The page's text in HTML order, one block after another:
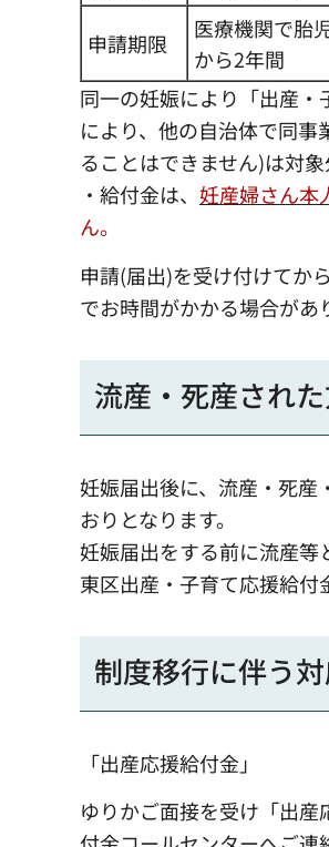
申請期限
医療機関で胎
から2年間
同一の妊娠により「出産
により、他の自治体で同
ることはできません)は対象
・給付金は、 妊産婦さん本
ん。
申請(届出)を受け付けてか
でお時間がかかる場合があ
流産・死産され
妊娠届出後に、流産・死産
おりとなります。
妊娠届出をする前に流産等
東区出産・子育て応援給付
制度移行に伴う対
「出産応援給付金」
ゆりかご面接を受け「出産